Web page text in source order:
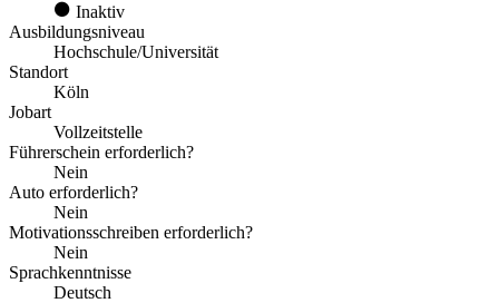
Inaktiv
Ausbildungsniveau
Hochschule/Universität
Standort
Köln
Jobart
Vollzeitstelle
Führerschein erforderlich?
Nein
Auto erforderlich?
Nein
Motivationsschreiben erforderlich?
Nein
Sprachkenntnisse
Deutsch